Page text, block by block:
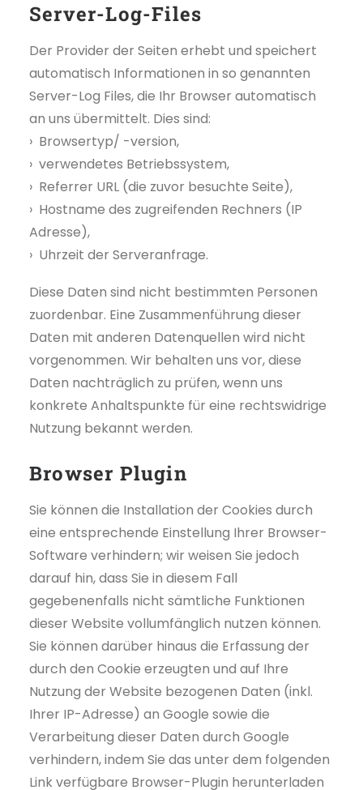
Server-Log-Files
Der Provider der Seiten erhebt und speichert
automatisch Informationen in so genannten
Server-Log Files, die Ihr Browser automatisch
an uns übermittelt. Dies sind:
› Browsertyp/ -version,
› verwendetes Betriebssystem,
› Referrer URL (die zuvor besuchte Seite),
› Hostname des zugreifenden Rechners (IP
Adresse),
› Uhrzeit der Serveranfrage.
Diese Daten sind nicht bestimmten Personen
zuordenbar. Eine Zusammenführung dieser
Daten mit anderen Datenquellen wird nicht
vorgenommen. Wir behalten uns vor, diese
Daten nachträglich zu prüfen, wenn uns
konkrete Anhaltspunkte für eine rechtswidrige
Nutzung bekannt werden.
Browser Plugin
Sie können die Installation der Cookies durch
eine entsprechende Einstellung Ihrer Browser-
Software verhindern; wir weisen Sie jedoch
darauf hin, dass Sie in diesem Fall
gegebenenfalls nicht sämtliche Funktionen
dieser Website vollumfänglich nutzen können.
Sie können darüber hinaus die Erfassung der
durch den Cookie erzeugten und auf Ihre
Nutzung der Website bezogenen Daten (inkl.
Ihrer IP-Adresse) an Google sowie die
Verarbeitung dieser Daten durch Google
verhindern, indem Sie das unter dem folgenden
Link verfügbare Browser-Plugin herunterladen